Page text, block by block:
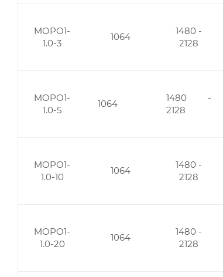
MOPO1-
1.0-3
1064
1480 -
2128
MOPO1-
1.0-5
1064
1480 -
2128
MOPO1-
1.0-10
1064
1480 -
2128
MOPO1-
1.0-20
1064
1480 -
2128